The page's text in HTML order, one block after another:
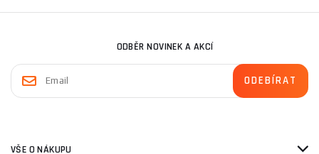
ODBĚR NOVINEK A AKCÍ
VŠE O NÁKUPU